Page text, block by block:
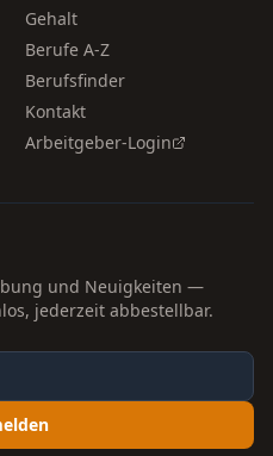
Gehalt
Berufe A-Z
Berufsfinder
Kontakt
Arbeitgeber-Login
und Neuigkeiten —
jederzeit abbestellbar.